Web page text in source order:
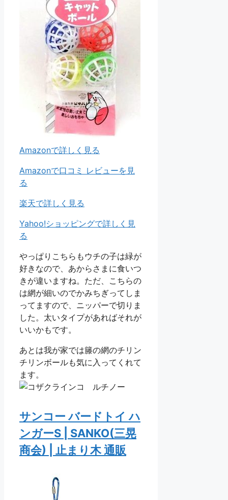
Amazonで詳しく見る
Amazonで口コミ レビューを見
る
楽天で詳しく見る
Yahoo!ショッピングで詳しく見
る
やっぱりこちらもウチの子は緑が
好きなので、あからさまに食いつ
きが違いますね。ただ、こちらの
は網が細いのでかみちぎってしま
ってますので、ニッパーで切りま
した。太いタイプがあればそれが
いいかもです。
あとは我が家では籐の網のチリン
チリンボールも気に入ってくれて
ます。
サンコー バードトイ ハ
ンガーS | SANKO(三晃
商会) | 止まり木 通販